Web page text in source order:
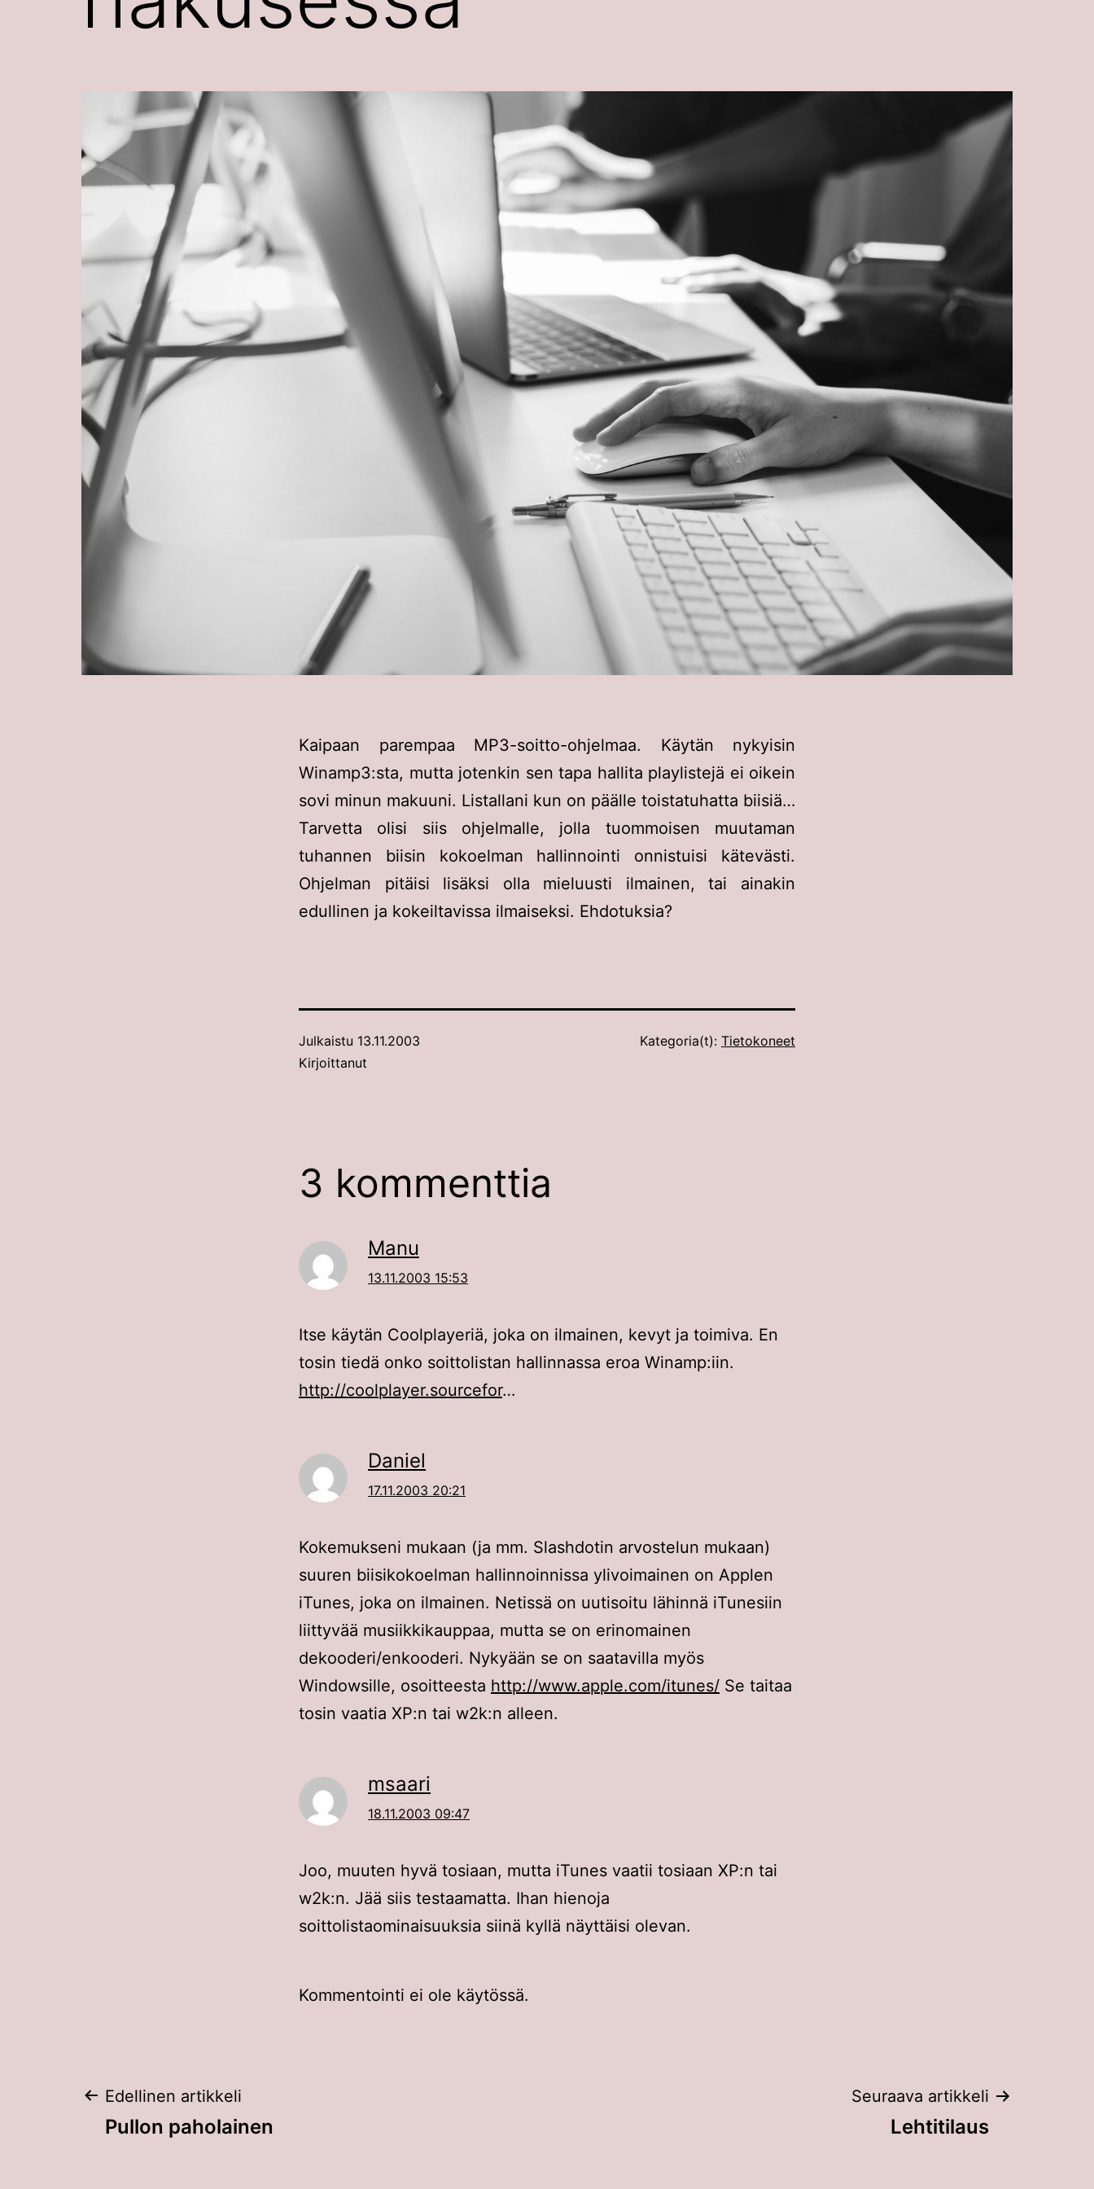
Kaipaan parempaa MP3-soitto-ohjelmaa. Käytän nykyisin
Winamp3:sta, mutta jotenkin sen tapa hallita playlistejä ei oikein
sovi minun makuuni. Listallani kun on päälle toistatuhatta biisiä…
Tarvetta olisi siis ohjelmalle, jolla tuommoisen muutaman
tuhannen biisin kokoelman hallinnointi onnistuisi kätevästi.
Ohjelman pitäisi lisäksi olla mieluusti ilmainen, tai ainakin
edullinen ja kokeiltavissa ilmaiseksi. Ehdotuksia?
Julkaistu 13.11.2003
Kirjoittanut
Kategoria(t): Tietokoneet
3 kommenttia
Manu
13.11.2003 15:53
Itse käytän Coolplayeriä, joka on ilmainen, kevyt ja toimiva. En
tosin tiedä onko soittolistan hallinnassa eroa Winamp:iin.
http://coolplayer.sourcefor…
Daniel
17.11.2003 20:21
Kokemukseni mukaan (ja mm. Slashdotin arvostelun mukaan)
suuren biisikokoelman hallinnoinnissa ylivoimainen on Applen
iTunes, joka on ilmainen. Netissä on uutisoitu lähinnä iTunesiin
liittyvää musiikkikauppaa, mutta se on erinomainen
dekooderi/enkooderi. Nykyään se on saatavilla myös
Windowsille, osoitteesta http://www.apple.com/itunes/ Se taitaa
tosin vaatia XP:n tai w2k:n alleen.
msaari
18.11.2003 09:47
Joo, muuten hyvä tosiaan, mutta iTunes vaatii tosiaan XP:n tai
w2k:n. Jää siis testaamatta. Ihan hienoja
soittolistaominaisuuksia siinä kyllä näyttäisi olevan.
Kommentointi ei ole käytössä.
Artikkelien
Edellinen artikkeli
Pullon paholainen
Seuraava artikkeli
Lehtitilaus